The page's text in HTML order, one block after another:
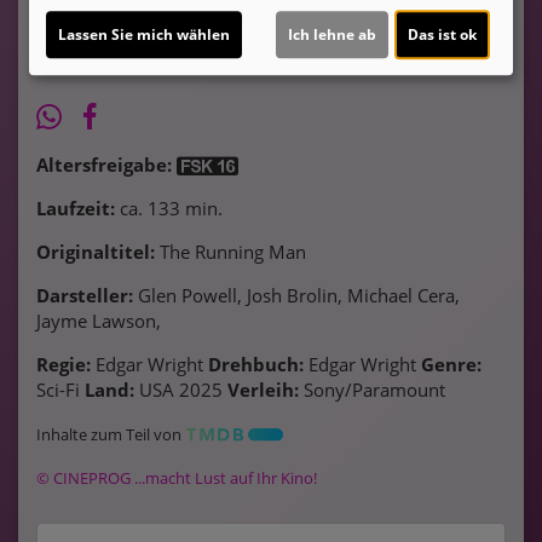
Altersfreigabe:
Laufzeit: ca. 133 min.
Originaltitel: The Running Man
Darsteller: Glen Powell, Josh Brolin, Michael Cera,
Jayme Lawson,
Regie: Edgar Wright Drehbuch: Edgar Wright Genre:
Sci-Fi Land: USA 2025 Verleih: Sony/Paramount
Inhalte zum Teil von
© CINEPROG ...macht Lust auf Ihr Kino!
Lassen Sie mich wählen Ich lehne ab Das ist ok